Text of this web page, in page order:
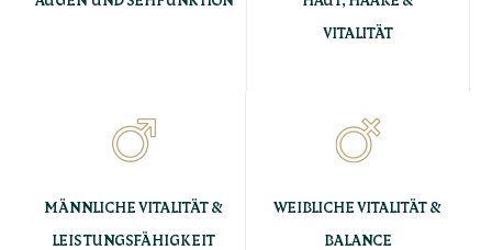
VITALITÄT
MÄNNLICHE VITALITÄT &
LEISTUNGSFÄHIGKEIT
WEIBLICHE VITALITÄT &
BALANCE